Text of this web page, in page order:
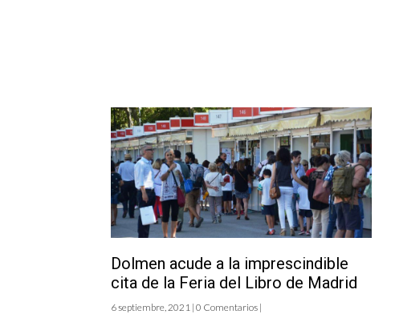
Dolmen acude a la imprescindible
cita de la Feria del Libro de Madrid
6 septiembre, 2021 | 0 Comentarios |